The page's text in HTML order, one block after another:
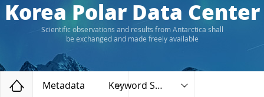
Korea Polar Data Center
Scientific observations and results from Antarctica shall
be exchanged and made freely available
Home
Metadata Keyword Search